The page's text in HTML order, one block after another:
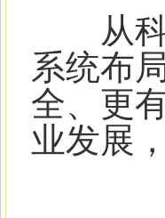
从科
系统布
全、更
业发展